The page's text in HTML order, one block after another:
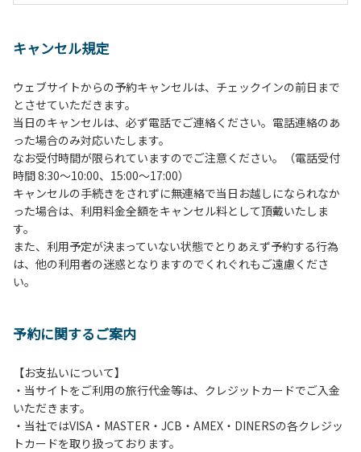
２、中学生以下だけでの利用はできません。高校生以上の方
３、テントサイト（多目的広場を含む。）の使用は、事前に
予約いただいた方のみで、連泊の方を除き、正午からです。
基本的に、テント1張りにつき1区画の予約をお願いします。
管理棟にてチェックインの手続きを行ってください。午後3
時前にお越しの方は、午後3時になりましたら管理棟にて手
続きを行ってください。午後5時過ぎにお越しの方は、翌朝
手続きを行ってください。
４、車両は、荷物の積み下ろし時以外は、駐車場にとめてく
ださい。
５、チェックアウトは、午前10時まで（日帰り使用の場合は
午後5時まで）です。チェックインの手続きを行っていない
方や使用人数が増えた場合は、必ず手続きを行ってくださ
ら午前10時までの間にゴミステーションに出してください。
は、お持ち帰りをお願いします。
【禁止事項】
カラオケ、発電機、地面での直火による焚き火、キャンプフ
ァイヤー、打ち上げ式花火、テントサウナの設置
キャンセル規定
ウェブサイトからの予約キャンセルは、チェックインの前日まで
とさせていただきます。
当日のキャンセルは、必ず電話でご連絡ください。電話連絡のあ
った場合のみ対応いたします。
なお受付時間が限られていますのでご注意ください。（電話受付
時間 8:30～10:00、15:00～17:00）
キャンセルの手続きをされずに無連絡で当日お越しになられなか
った場合は、利用料金全額をキャンセル料として頂戴いたしま
す。
また、利用予定が決まっていない状態でとりあえず予約する行為
は、他の利用者の迷惑となりますのでくれぐれもご遠慮くださ
い。
予約に関するご案内
【お支払いについて】
・当サイトをご利用の旅行代金等は、クレジットカードでご入金
いただきます。
・当社ではVISA・MASTER・JCB・AMEX・DINERSの各クレジッ
トカードを取り扱っております。